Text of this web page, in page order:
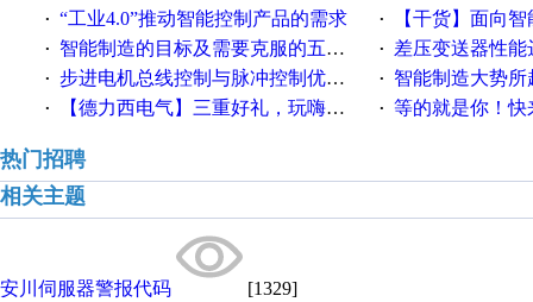
· “工业4.0”推动智能控制产品的需求 · 【干货】面向
· 智能制造的目标及需要克服的五个障碍 · 差压变送器性能达
· 步进电机总线控制与脉冲控制优缺点 · 智能制造大势所趋
· 【德力西电气】三重好礼，玩嗨夏日！ · 等的就是你！快来
热门招聘
相关主题
安川伺服器警报代码 [1329]